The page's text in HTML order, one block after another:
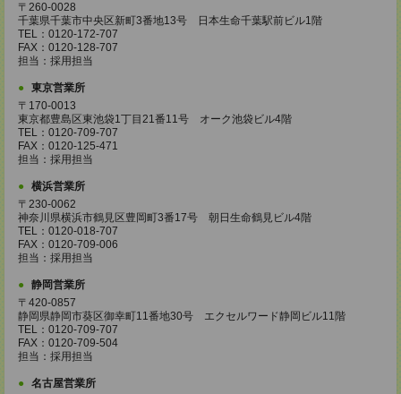
〒260-0028
千葉県千葉市中央区新町3番地13号 日本生命千葉駅前ビル1階
TEL：0120-172-707
FAX：0120-128-707
担当：採用担当
東京営業所
〒170-0013
東京都豊島区東池袋1丁目21番11号 オーク池袋ビル4階
TEL：0120-709-707
FAX：0120-125-471
担当：採用担当
横浜営業所
〒230-0062
神奈川県横浜市鶴見区豊岡町3番17号 朝日生命鶴見ビル4階
TEL：0120-018-707
FAX：0120-709-006
担当：採用担当
静岡営業所
〒420-0857
静岡県静岡市葵区御幸町11番地30号 エクセルワード静岡ビル11階
TEL：0120-709-707
FAX：0120-709-504
担当：採用担当
名古屋営業所